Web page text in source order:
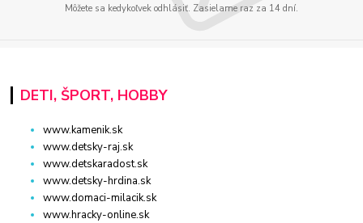
Môžete sa kedykoľvek odhlásiť. Zasielame raz za 14 dní.
DETI, ŠPORT, HOBBY
www.kamenik.sk
www.detsky-raj.sk
www.detskaradost.sk
www.detsky-hrdina.sk
www.domaci-milacik.sk
www.hracky-online.sk